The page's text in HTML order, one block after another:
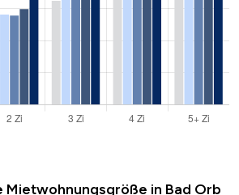
Mietwohnungsgröße in Bad Orb